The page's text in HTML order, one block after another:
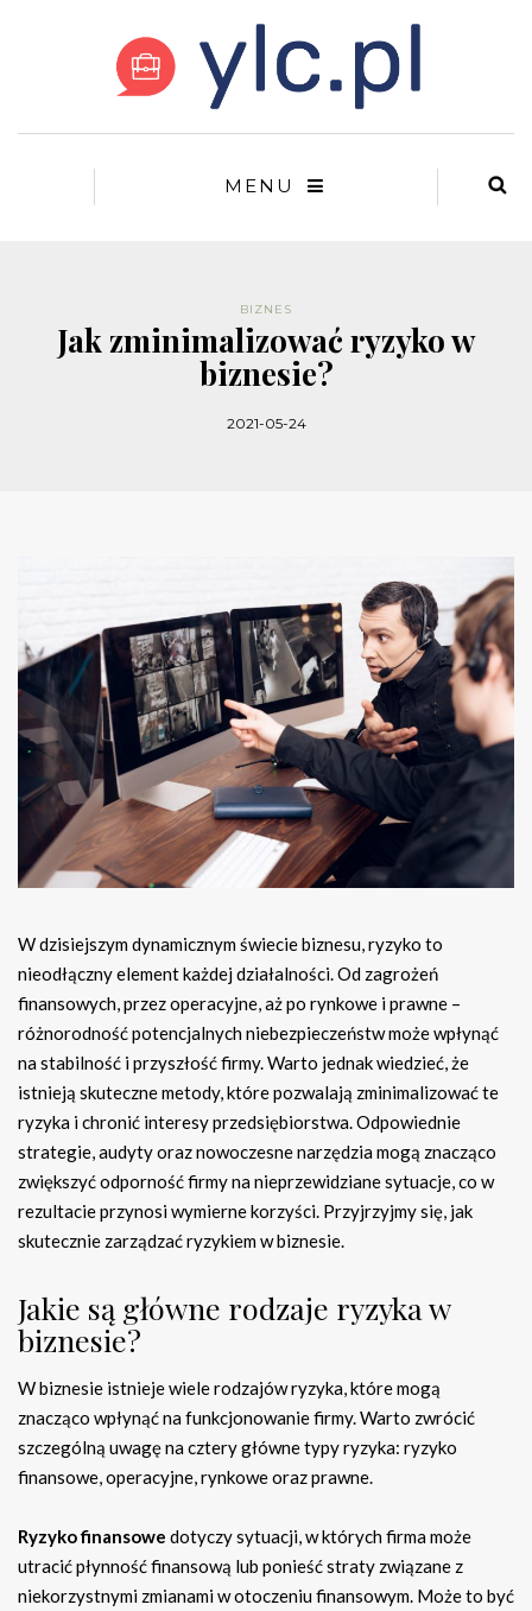
MENU
BIZNES
Jak zminimalizować ryzyko w
biznesie?
2021-05-24
W dzisiejszym dynamicznym świecie biznesu, ryzyko to
nieodłączny element każdej działalności. Od zagrożeń
finansowych, przez operacyjne, aż po rynkowe i prawne –
różnorodność potencjalnych niebezpieczeństw może wpłynąć
na stabilność i przyszłość firmy. Warto jednak wiedzieć, że
istnieją skuteczne metody, które pozwalają zminimalizować te
ryzyka i chronić interesy przedsiębiorstwa. Odpowiednie
strategie, audyty oraz nowoczesne narzędzia mogą znacząco
zwiększyć odporność firmy na nieprzewidziane sytuacje, co w
rezultacie przynosi wymierne korzyści. Przyjrzyjmy się, jak
skutecznie zarządzać ryzykiem w biznesie.
Jakie są główne rodzaje ryzyka w
biznesie?
W biznesie istnieje wiele rodzajów ryzyka, które mogą
znacząco wpłynąć na funkcjonowanie firmy. Warto zwrócić
szczególną uwagę na cztery główne typy ryzyka: ryzyko
finansowe, operacyjne, rynkowe oraz prawne.
Ryzyko finansowe dotyczy sytuacji, w których firma może
utracić płynność finansową lub ponieść straty związane z
niekorzystnymi zmianami w otoczeniu finansowym. Może to być